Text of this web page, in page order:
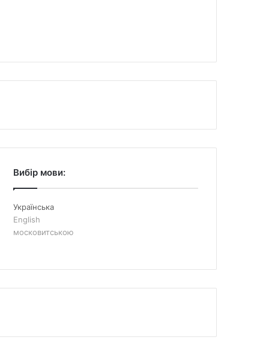
Вибір мови:
Українська
English
московитською